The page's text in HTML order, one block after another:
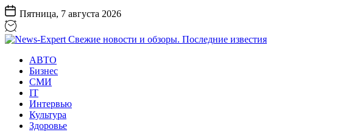
Перейти
к
содержанию
Пятница, 7 августа 2026
Expert
Свежие
новости
обзоры.
Последние
известия
АВТО
Бизнес
СМИ
IT
Интервью
Культура
Здоровье